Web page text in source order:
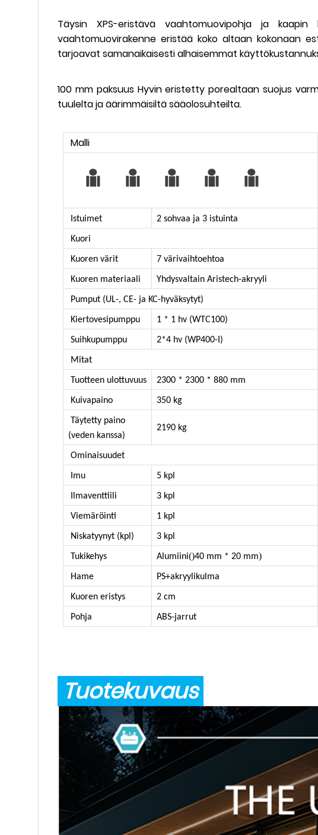
Täysin XPS-eristävä vaahtomuovipohja ja
vaahtomuovirakenne eristää koko altaan kokonaan
tarjoavat samanaikaisesti alhaisemmat
100 mm paksuus Hyvin eristetty porealtaan suojus
tuulelta ja äärimmäisiltä sääolosuhteilta.
Malli
Istuimet 2 sohvaa ja 3 istuinta
Kuori
Kuoren värit 7 värivaihtoehtoa
Kuoren materiaali Yhdysvaltain Aristech-akryyli
Pumput (UL-, CE- ja KC-hyväksytyt)
Kiertovesipumppu 1 * 1 hv (WTC100)
Suihkupumppu 2*4 hv (WP400-I)
Mitat
Tuotteen ulottuvuus 2300 * 2300 * 880 mm
Kuivapaino 350 kg
Täytetty paino
(veden kanssa)
2190 kg
Ominaisuudet
Imu 5 kpl
Ilmaventtiili 3 kpl
Viemäröinti 1 kpl
Niskatyynyt (kpl) 3 kpl
Tukikehys Alumiini()40 mm * 20 mm)
Hame PS+akryylikulma
Kuoren eristys 2 cm
Pohja ABS-jarrut
Tuotekuvaus